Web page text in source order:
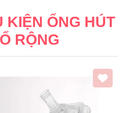
KIỆN ỐNG HÚT
RỘNG